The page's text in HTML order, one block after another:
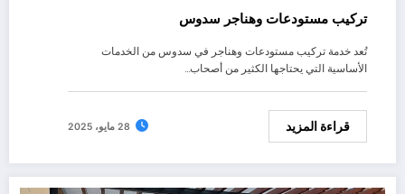
تركيب مستودعات وهناجر سدوس
تُعد خدمة تركيب مستودعات وهناجر في سدوس من الخدمات
الأساسية التي يحتاجها الكثير من أصحاب…
قراءة المزيد 28 مايو، 2025